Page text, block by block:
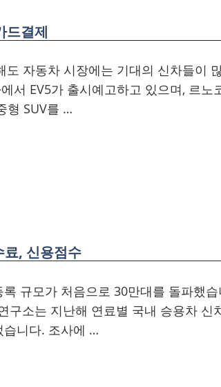
드결제
자동차 시장에는 기대의 신차들이
서 EV5가 출시예고하고 있으며, 르노
형 SUV를 …
료, 신용점수
규모가 처음으로 30만대를 돌파했
구소는 지난해 연료별 국내 승용차 신
습니다. 조사에 …